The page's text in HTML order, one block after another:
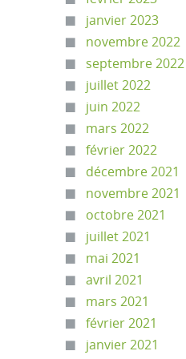
janvier 2023
novembre 2022
septembre 2022
juillet 2022
juin 2022
mars 2022
février 2022
décembre 2021
novembre 2021
octobre 2021
juillet 2021
mai 2021
avril 2021
mars 2021
février 2021
janvier 2021